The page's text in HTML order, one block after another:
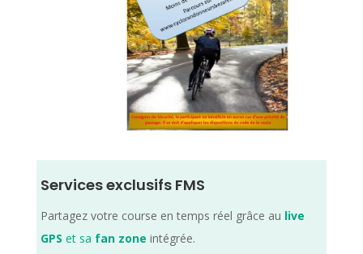
Services exclusifs FMS
Partagez votre course en temps réel grâce au live
GPS et sa fan zone intégrée.